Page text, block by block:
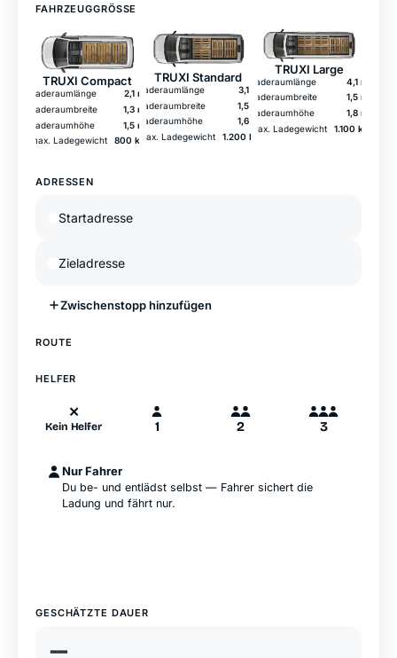
FAHRZEUGGRÖSSE
TRUXI Compact
Laderaumlänge
2,1 m
Laderaumbreite
1,3 m
Laderaumhöhe
1,5 m
max. Ladegewicht
800 kg
TRUXI Standard
Laderaumlänge
3,1 m
Laderaumbreite
1,5 m
Laderaumhöhe
1,6 m
max. Ladegewicht
1.200 kg
TRUXI Large
Laderaumlänge
4,1 m
Laderaumbreite
1,5 m
Laderaumhöhe
1,8 m
max. Ladegewicht
1.100 kg
ADRESSEN
Zwischenstopp hinzufügen
ROUTE
HELFER
✕
Kein Helfer 1 2 3
Nur Fahrer
Du be- und entlädst selbst — Fahrer sichert die
Ladung und fährt nur.
GESCHÄTZTE DAUER
—